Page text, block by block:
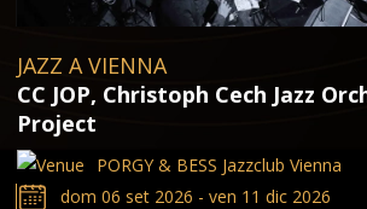
JAZZ A VIENNA
CC JOP, Christoph Cech Jazz
Project
PORGY & BESS Jazzclub Vienna
dom 06 set 2026 - ven 11 dic 2026